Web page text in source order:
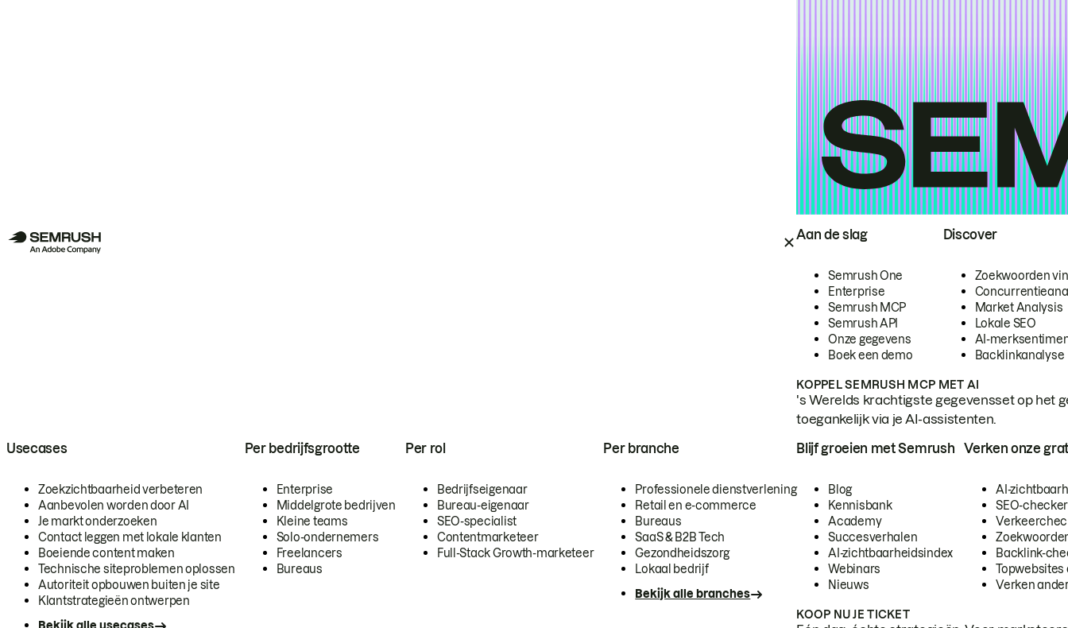
Aan de slag
Semrush One
Enterprise
Semrush MCP
Semrush API
Onze gegevens
Boek een demo
Discover
Zoekwoorden
Market Analysis
Lokale SEO
AI-
Backlinkanalyse
KOPPEL SEMRUSH MCP MET AI
's Werelds krachtigste gegevensset op het
toegankelijk via je AI-assistenten.
Usecases
Zoekzichtbaarheid verbeteren
Aanbevolen worden door AI
Je markt onderzoeken
Contact leggen met lokale klanten
Boeiende content maken
Technische siteproblemen oplossen
Autoriteit opbouwen buiten je site
Klantstrategieën ontwerpen
Per bedrijfsgrootte
Enterprise
Middelgrote bedrijven
Kleine teams
Solo-ondernemers
Freelancers
Bureaus
Per rol
Bedrijfseigenaar
Bureau-eigenaar
SEO-specialist
Contentmarketeer
Full-Stack Growth-marketeer
Per branche
Professionele dienstverlening
Retail en e-commerce
Bureaus
SaaS & B2B Tech
Gezondheidszorg
Lokaal bedrijf
Bekijk alle branches
Blijf groeien met Semrush
Blog
Kennisbank
Academy
Succesverhalen
AI-zichtbaarheidsindex
Webinars
Nieuws
Verken onze
AI-
SEO-checker
Backlink-
Topwebsites
Verken
KOOP NU JE TICKET